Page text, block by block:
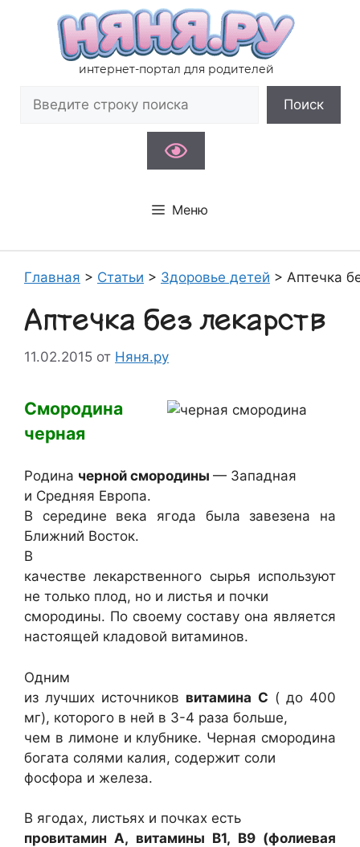
содержимому
интернет-портал для родителей
Поиск
Меню
Главная > Статьи > Здоровье детей > Аптечка
Аптечка без лекарств
11.02.2015 от Няня.ру
Смородина
черная
Родина черной смородины — Западная
и Средняя Европа.
В середине века ягода была завезена на
Ближний Восток.
В
качестве лекарственного сырья используют
не только плод, но и листья и почки
смородины. По своему составу она является
настоящей кладовой витаминов.
Одним
из лучших источников витамина С ( до 400
мг), которого в ней в 3-4 раза больше,
чем в лимоне и клубнике. Черная смородина
богата солями калия, содержит соли
фосфора и железа.
В ягодах, листьях и почках есть
провитамин А, витамины В1, В9 (фолиевая